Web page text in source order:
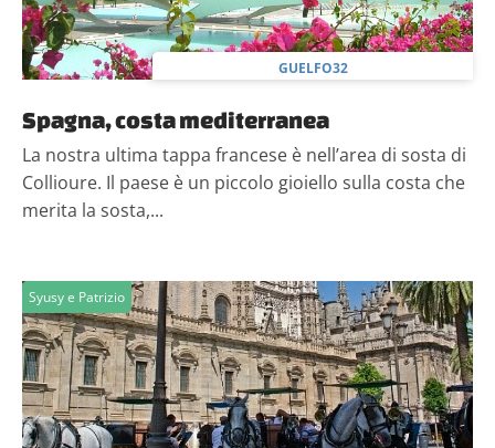
GUELFO32
Spagna, costa mediterranea
La nostra ultima tappa francese è nell’area di sosta di
Collioure. Il paese è un piccolo gioiello sulla costa che
merita la sosta,...
Syusy e Patrizio